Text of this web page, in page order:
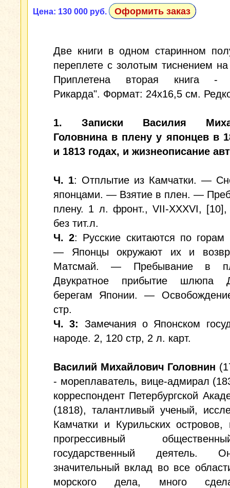
Цена: 130 000 руб. Оформить заказ
Две книги в одном старинном
переплете с золотым тиснением
Приплетена вторая книга -
Рикарда". Формат: 24x16,5 см.
1. Записки Василия
Головнина в плену у японцев в
и 1813 годах, и жизнеописание
Ч. 1: Отплытие из Камчатки. —
японцами. — Взятие в плен. —
плену. 1 л. фронт., VII-XXXVI, [10],
без тит.л.
Ч. 2: Русские скитаются по
— Японцы окружают их и
Матсмай. — Пребывание в
Двукратное прибытие шлюпа
берегам Японии. —
стр.
Ч. 3:
Замечания о Японском
народе. 2, 120 стр, 2 л. карт.
Василий Михайлович Головнин
- мореплаватель, вице-адмирал
корреспондент Петербургской
(1818), талантливый ученый,
Камчатки и Курильских островов,
прогрессивный
государственный деятель.
значительный вклад во все
морского дела, много